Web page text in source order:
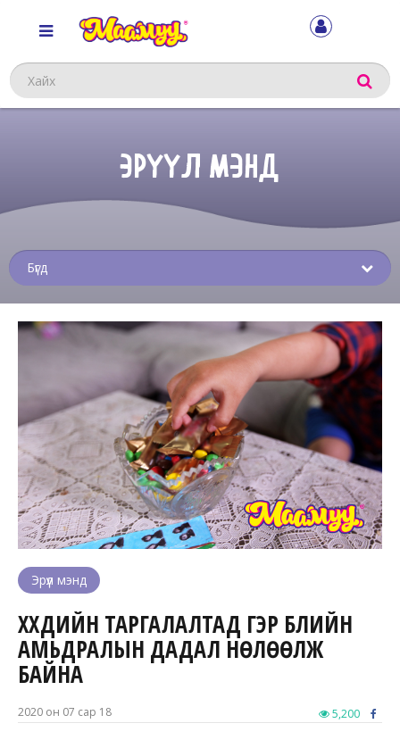
Хайх
ЭРҮҮЛ МЭНД
Эрүүл мэнд
ХҮҮХДИЙН ТАРГАЛАЛТАД ГЭР БҮЛИЙН
АМЬДРАЛЫН ДАДАЛ НӨЛӨӨЛЖ
БАЙНА
2020 он 07 сар 18 5,200